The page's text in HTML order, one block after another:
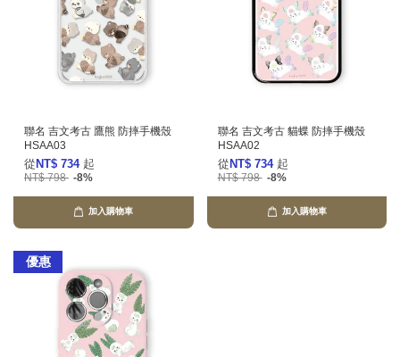
聯名 吉文考古 鷹熊 防摔手機殼
HSAA03
從 NT$ 734 起
NT$ 798 -8%
加入購物車
聯名 吉文考古 貓蝶 防摔手機殼
HSAA02
從 NT$ 734 起
NT$ 798 -8%
加入購物車
優惠